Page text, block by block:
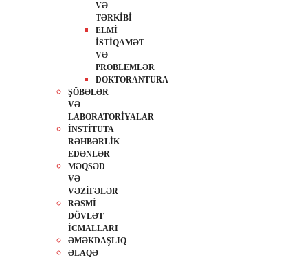
VƏ
TƏRKİBİ
ELMİ
İSTİQAMƏT
VƏ
PROBLEMLƏR
DOKTORANTURA
ŞÖBƏLƏR
VƏ
LABORATORİYALAR
İNSTİTUTA
RƏHBƏRLİK
EDƏNLƏR
MƏQSƏD
VƏ
VƏZİFƏLƏR
RƏSMİ
DÖVLƏT
İCMALLARI
ƏMƏKDAŞLIQ
ƏLAQƏ